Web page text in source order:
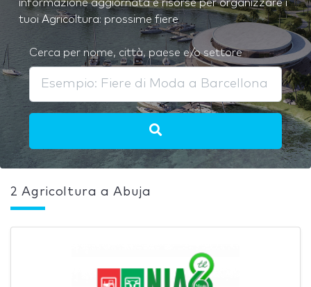
informazione aggiornata e risorse per organizzare i
tuoi Agricoltura: prossime fiere
Cerca per nome, città, paese e/o settore
2 Agricoltura a Abuja